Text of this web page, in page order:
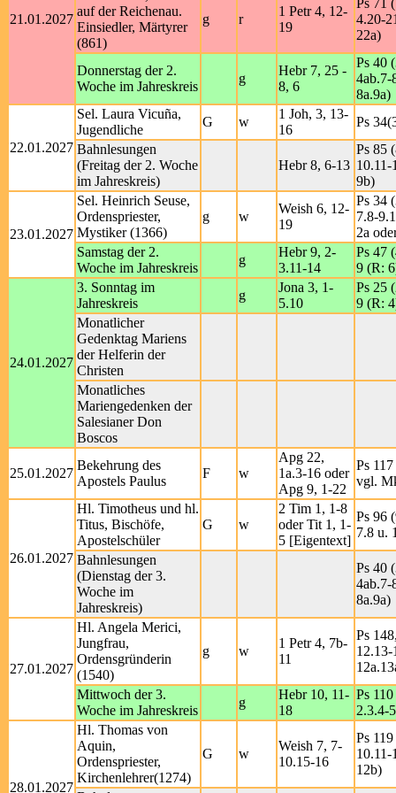
21.01.2027
auf der Reichenau.
Einsiedler, Märtyrer
(861)
g r
1 Petr 4, 12-
19
Ps 71
4.20-
22a)
Donnerstag der 2.
Woche im Jahreskreis
g
Hebr 7, 25 -
8, 6
Ps 40
4ab.7-
8a.9a)
22.01.2027
Sel. Laura Vicuña,
Jugendliche
G w
1 Joh, 3, 13-
16
Ps
Bahnlesungen
(Freitag der 2. Woche
im Jahreskreis)
Hebr 8, 6-13
Ps 85
10.11-
9b)
23.01.2027
Sel. Heinrich Seuse,
Ordenspriester,
Mystiker (1366)
g w
Weish 6, 12-
19
Ps 34
7.8-
2a
Samstag der 2.
Woche im Jahreskreis
g
Hebr 9, 2-
3.11-14
Ps 47
9 (R:
24.01.2027
3. Sonntag im
Jahreskreis
g
Jona 3, 1-
5.10
Ps 25
9 (R:
Monatlicher
Gedenktag Mariens
der Helferin der
Christen
Monatliches
Mariengedenken der
Salesianer Don
Boscos
25.01.2027
Bekehrung des
Apostels Paulus
F w
Apg 22,
1a.3-16 oder
Apg 9, 1-22
Ps
vgl.
26.01.2027
Hl. Timotheus und hl.
Titus, Bischöfe,
Apostelschüler
G w
2 Tim 1, 1-8
oder Tit 1, 1-
5 [Eigentext]
Ps 96
7.8 u.
Bahnlesungen
(Dienstag der 3.
Woche im
Jahreskreis)
Ps 40
4ab.7-
8a.9a)
27.01.2027
Hl. Angela Merici,
Jungfrau,
Ordensgründerin
(1540)
g w
1 Petr 4, 7b-
11
Ps
Mittwoch der 3.
Woche im Jahreskreis
g
Hebr 10, 11-
18
Ps
2.3.4-
28.01.2027
Hl. Thomas von
Aquin,
Ordenspriester,
Kirchenlehrer(1274)
G w
Weish 7, 7-
10.15-16
Ps
10.11-
12b)